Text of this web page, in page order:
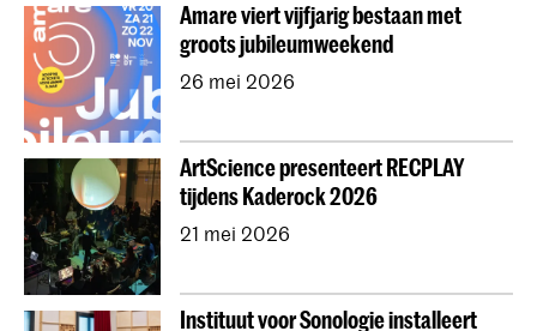
Amare viert vijfjarig bestaan met
groots jubileumweekend
26 mei 2026
ArtScience presenteert RECPLAY
tijdens Kaderock 2026
21 mei 2026
Instituut voor Sonologie installeert